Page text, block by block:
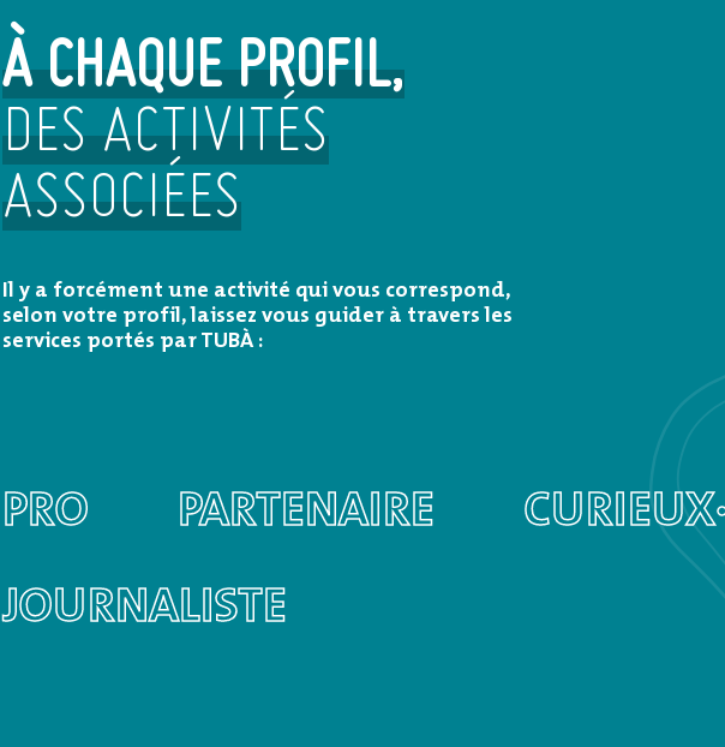
À CHAQUE PROFIL,
DES ACTIVITÉS
ASSOCIÉES
Il y a forcément une activité qui vous correspond,
selon votre profil, laissez vous guider à travers les
services portés par TUBÀ :
PRO PARTENAIRE
JOURNALISTE